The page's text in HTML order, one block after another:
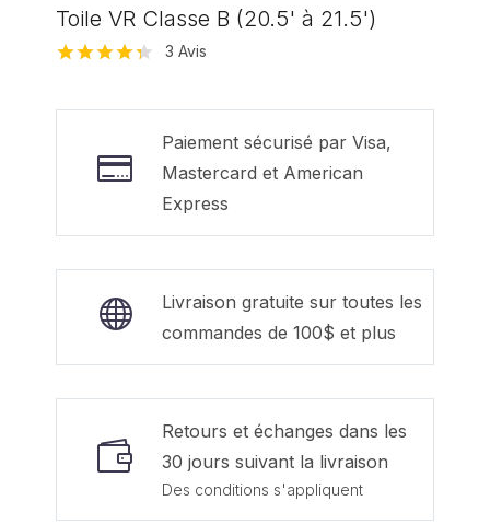
Toile VR Classe B (20.5' à 21.5')
client
3 Avis
Paiement sécurisé par Visa,
Mastercard et American
Express
Livraison gratuite sur toutes les
commandes de 100$ et plus
Retours et échanges dans les
30 jours suivant la livraison
Des conditions s'appliquent